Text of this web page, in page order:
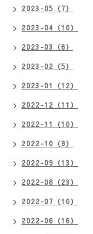
2023-05（7）
2023-04（10）
2023-03（6）
2023-02（5）
2023-01（12）
2022-12（11）
2022-11（10）
2022-10（9）
2022-09（13）
2022-08（23）
2022-07（10）
2022-06（16）